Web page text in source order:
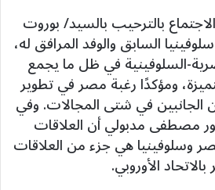
بالترحيب بالسيد/ بوروت
السابق والوفد المرافق له،
السلوفينية في ظل ما يجمع
ومؤكدًا رغبة مصر في تطوير
الجانبين في شتى المجالات. وفي
مصطفى مدبولي أن العلاقات
وسلوفينيا هي جزء من العلاقات
الأوروبي.